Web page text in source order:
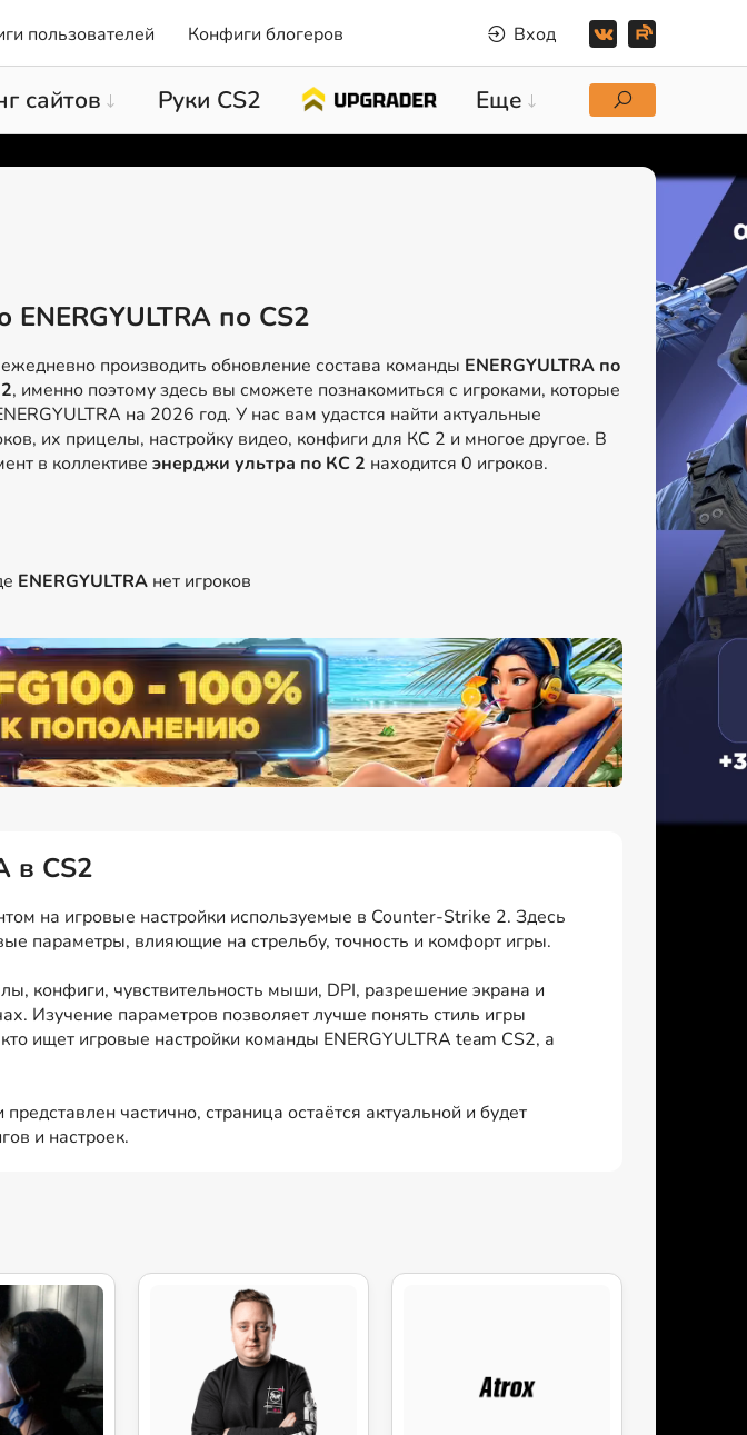
пользователей Конфиги блогеров Вход
сайтов Руки CS2 Еще
ENERGYULTRA по CS2
производить обновление состава команды ENERGYULTRA по
, именно поэтому здесь вы сможете познакомиться с игроками, которые
на 2026 год. У нас вам удастся найти актуальные
их прицелы, настройку видео, конфиги для КС 2 и многое другое. В
в коллективе энерджи ультра по КС 2 находится 0 игроков.
ENERGYULTRA нет игроков
в CS2
на игровые настройки используемые в Counter-Strike 2. Здесь
параметры, влияющие на стрельбу, точность и комфорт игры.
конфиги, чувствительность мыши, DPI, разрешение экрана и
Изучение параметров позволяет лучше понять стиль игры
ищет игровые настройки команды ENERGYULTRA team CS2, а
частично, страница остаётся актуальной и будет
и настроек.